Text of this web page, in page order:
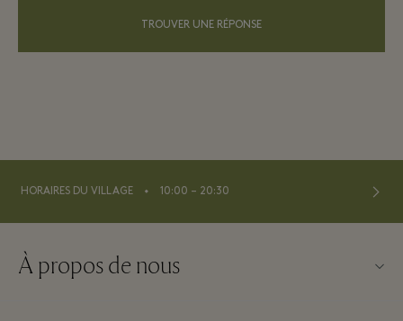
TROUVER UNE RÉPONSE
HORAIRES DU VILLAGE ⬩ 10:00 – 20:30
À propos de nous